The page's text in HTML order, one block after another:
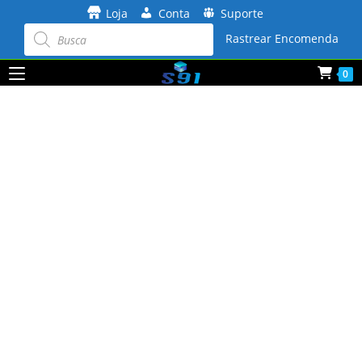
conteúdo
Loja Conta Suporte
Pesquisar
produtos Rastrear Encomenda
0